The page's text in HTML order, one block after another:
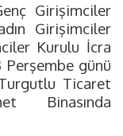
Girişimciler
Girişimciler
Kurulu İcra
günü
Ticaret
Binasında